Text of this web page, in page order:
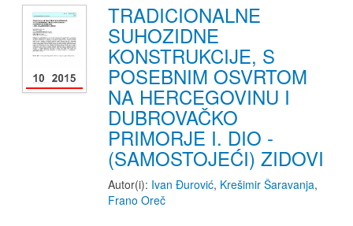
TRADICIONALNE
SUHOZIDNE
KONSTRUKCIJE, S
POSEBNIM OSVRTOM
NA HERCEGOVINU I
DUBROVAČKO
PRIMORJE I. DIO -
(SAMOSTOJEĆI) ZIDOVI
Autor(i): Ivan Đurović, Krešimir Šaravanja,
Frano Oreč